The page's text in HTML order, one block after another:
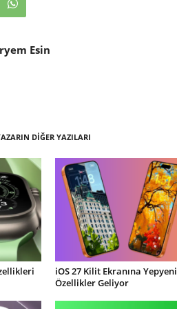
Esin
DİĞER YAZILARI
iOS 27 Kilit Ekranına Yepyeni
Özellikler Geliyor